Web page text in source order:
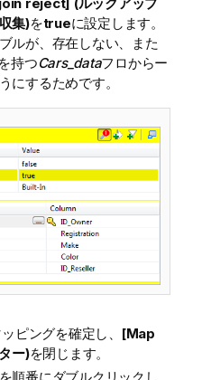
reject] (ルックアップ
集)をtrueに設定します。
ルが、存在しない、また
持つCars_dataフロからー
にするためです。
ピングを確定し、 [Map
ー)を閉じます。